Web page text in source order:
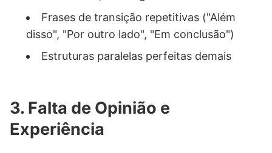
Frases de transição repetitivas ("Além
disso", "Por outro lado", "Em conclusão")
Estruturas paralelas perfeitas demais
3. Falta de Opinião e
Experiência